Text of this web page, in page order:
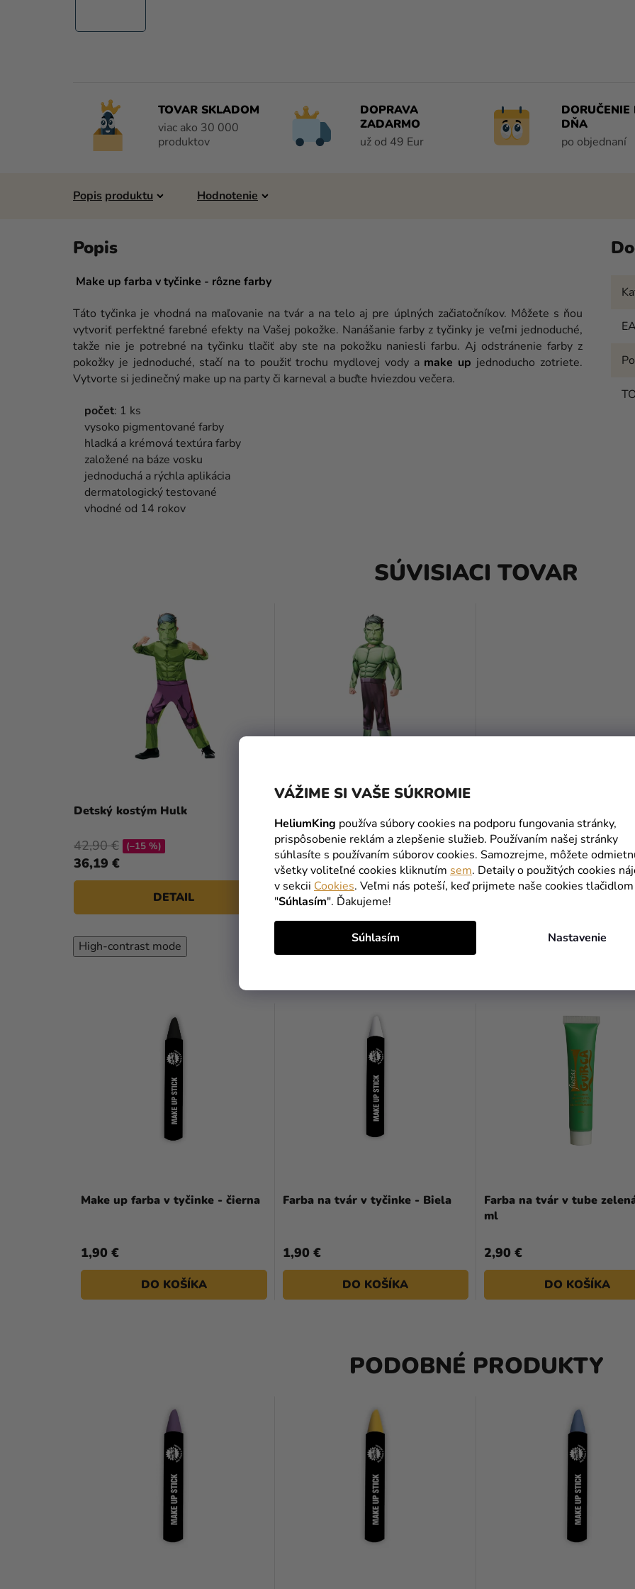
VÁŽIME SI VAŠE SÚKROMIE
HeliumKing používa súbory cookies na podporu fungovania stránky,
prispôsobenie reklám a zlepšenie služieb. Používaním našej stránky
súhlasíte s používaním súborov cookies. Samozrejme, môžete
všetky voliteľné cookies kliknutím sem. Detaily o použitých cookies
v sekcii Cookies. Veľmi nás poteší, keď prijmete naše cookies tlačidlom
"Súhlasím". Ďakujeme!
Nastavenie
Súhlasím
TOVAR SKLADOM
viac ako 30 000
produktov
DOPRAVA
ZADARMO
už od 49 Eur
DŇA
po objednaní
Popis Hodnotenie
Make up farba v tyčinke - rôzne farby
Táto tyčinka je vhodná na maľovanie na tvár a na telo aj pre úplných začiatočníkov. Môžete s ňou
vytvoriť perfektné farebné efekty na Vašej pokožke. Nanášanie farby z tyčinky je veľmi jednoduché,
takže nie je potrebné na tyčinku tlačiť aby ste na pokožku naniesli farbu. Aj odstránenie farby z
pokožky je jednoduché, stačí na to použiť trochu mydlovej vody a make up jednoducho zotriete.
Vytvorte si jedinečný make up na party či karneval a buďte hviezdou večera.
počet: 1 ks
vysoko pigmentované farby
hladká a krémová textúra farby
založené na báze vosku
jednoduchá a rýchla aplikácia
dermatologický testované
vhodné od 14 rokov
SÚVISIACI TOVAR
Detský kostým Hulk
36,19 €
42,90 € (–15 %)
DETAIL
47,79 €
49,90 € (–4 %)
DETAIL
High-contrast mode
Make up farba v tyčinke - čierna
1,90 €
DO KOŠÍKA
Farba na tvár v tyčinke - Biela
1,90 €
DO KOŠÍKA
Farba na tvár v tube
ml
2,90 €
DO KOŠÍKA
PODOBNÉ PRODUKTY